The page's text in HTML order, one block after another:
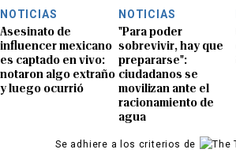
NOTICIAS
Asesinato de
influencer mexicano
es captado en vivo:
notaron algo extraño
y luego ocurrió
NOTICIAS
"Para poder
sobrevivir, hay que
prepararse":
ciudadanos se
movilizan ante el
racionamiento de
agua
Se adhiere a los criterios de